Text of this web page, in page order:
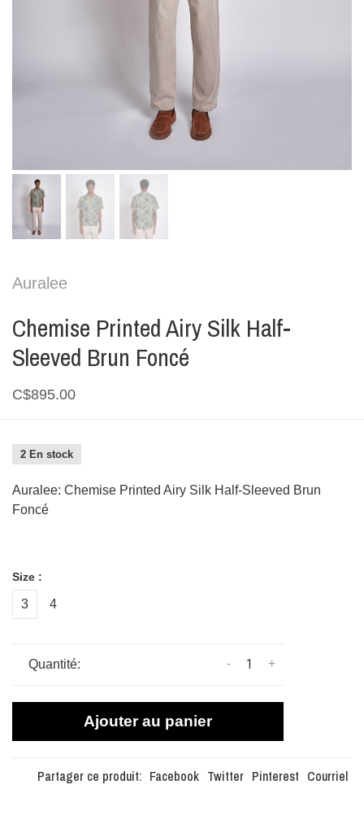
Auralee
Chemise Printed Airy Silk Half-
Sleeved Brun Foncé
C$895.00
2 En stock
Auralee: Chemise Printed Airy Silk Half-Sleeved Brun
Foncé
Size :
3 4
Quantité: +
-
Ajouter au panier
Partager ce produit: Facebook Twitter Pinterest Courriel